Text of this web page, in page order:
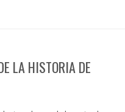
LA HISTORIA DE